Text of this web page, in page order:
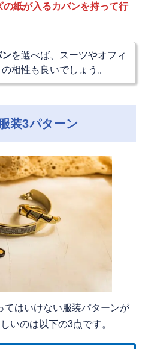
の紙が入るカバンを持って行
ンを選べば、スーツやオフィ
相性も良いでしょう。
装3パターン
てはいけない服装パターンが
いのは以下の3点です。